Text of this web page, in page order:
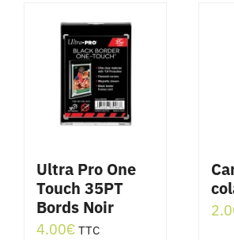
Ultra Pro One
Touch 35PT
Bords Noir
4.00€ TTC